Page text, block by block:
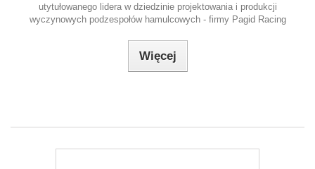
utytułowanego lidera w dziedzinie projektowania i produkcji
wyczynowych podzespołów hamulcowych - firmy Pagid Racing
Więcej